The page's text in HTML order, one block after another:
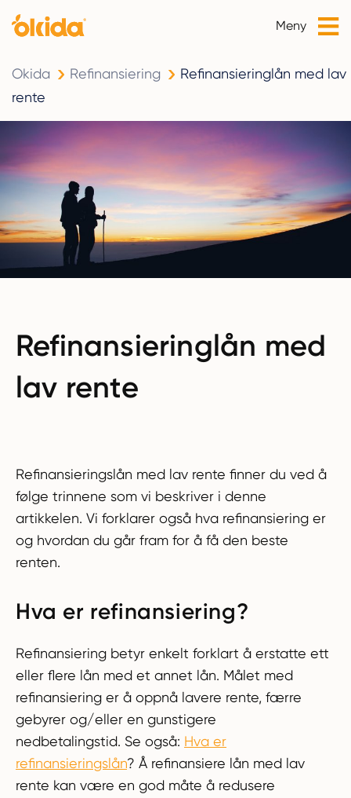
Meny
Okida Refinansiering
Refinansieringlån med lav
rente
Refinansieringlån med
lav rente
Refinansieringslån med lav rente finner du ved å
følge trinnene som vi beskriver i denne
artikkelen. Vi forklarer også hva refinansiering er
og hvordan du går fram for å få den beste
renten.
Hva er refinansiering?
Refinansiering betyr enkelt forklart å erstatte ett
eller flere lån med et annet lån. Målet med
refinansiering er å oppnå lavere rente, færre
gebyrer og/eller en gunstigere
nedbetalingstid. Se også: Hva er
refinansieringslån? Å refinansiere lån med lav
rente kan være en god måte å redusere